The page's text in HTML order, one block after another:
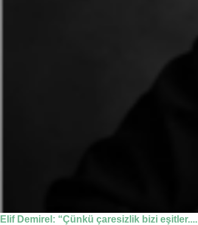
Elif Demirel: “Çünkü çaresizlik bizi eşitler....